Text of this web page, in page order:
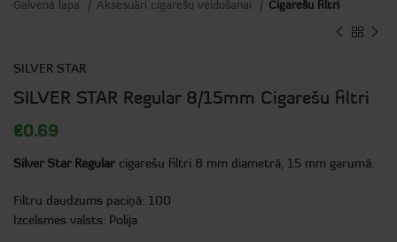
Galvenā lapa Aksesuāri cigarešu veidošanai Cigarešu filtri
SILVER STAR
SILVER STAR Regular 8/15mm Cigarešu filtri
€0.69
Silver Star Regular cigarešu filtri 8 mm diametrā, 15 mm garumā.
Filtru daudzums paciņā: 100
Izcelsmes valsts: Polija